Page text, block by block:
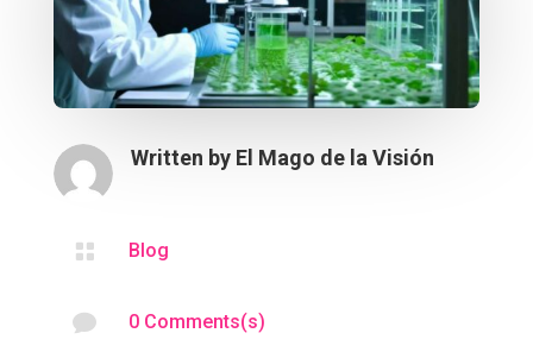
Written by El Mago de la Visión
 Blog
 0 Comments(s)